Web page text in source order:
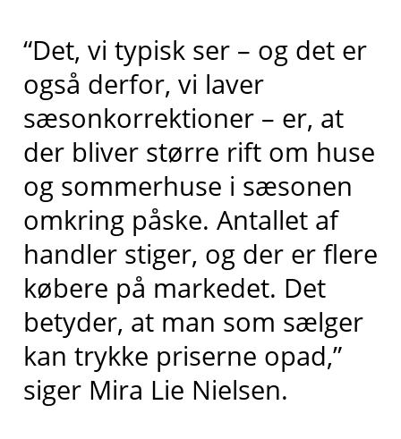
“Det, vi typisk ser – og det er
også derfor, vi laver
sæsonkorrektioner – er, at
der bliver større rift om huse
og sommerhuse i sæsonen
omkring påske. Antallet af
handler stiger, og der er flere
købere på markedet. Det
betyder, at man som sælger
kan trykke priserne opad,”
siger Mira Lie Nielsen.